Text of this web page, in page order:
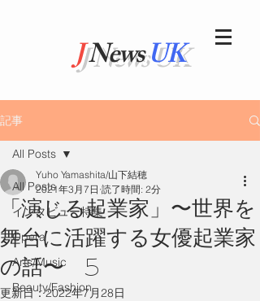
JNewsUK
記事
All Posts
インタビュー特集
Opera
Arts/Music
Beauty/Fashion
All Posts
「演じる起業家」〜世界を
舞台に活躍する女優起業家
の話〜 5
Yuho Yamashita/山下結穂
2021年3月7日 読了時間: 2分
更新日：2022年7月28日